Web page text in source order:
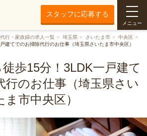
スタッフに応募する
メニュー
行・家政婦の求人一覧 埼玉県 さいたま市
中央区
建てでのお掃除代行のお仕事（埼玉県さいたま市中央区）
歩15分！3LDK一戸建て
行のお仕事（埼玉県さい
ま市中央区）